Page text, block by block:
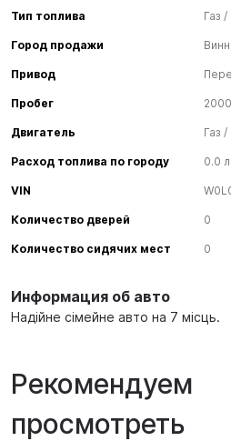
Информация об авто
Надійне сімейне авто на 7 місць.
Тип топлива Газ
Город продажи
Привод
Пробег
Двигатель Газ /
Расход топлива по городу 0.0 л
VIN
Количество дверей 0
Количество сидячих мест 0
Рекомендуем
просмотреть